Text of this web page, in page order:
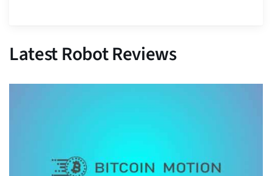
Latest Robot Reviews